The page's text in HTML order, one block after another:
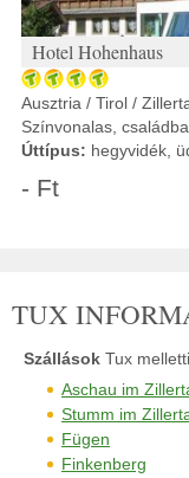
Hotel Hohenhaus
Ausztria / Tirol /
Színvonalas,
Úttípus: hegyvidék,
- Ft
TUX
Szállások Tux
Aschau im
Stumm im
Fügen
Finkenberg